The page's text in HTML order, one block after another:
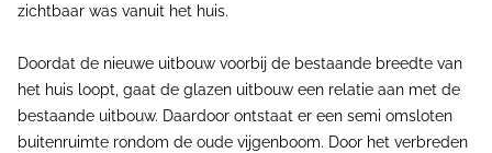
zichtbaar was vanuit het huis.
Doordat de nieuwe uitbouw voorbij de bestaande breedte van
het huis loopt, gaat de glazen uitbouw een relatie aan met de
bestaande uitbouw. Daardoor ontstaat er een semi omsloten
buitenruimte rondom de oude vijgenboom. Door het verbreden